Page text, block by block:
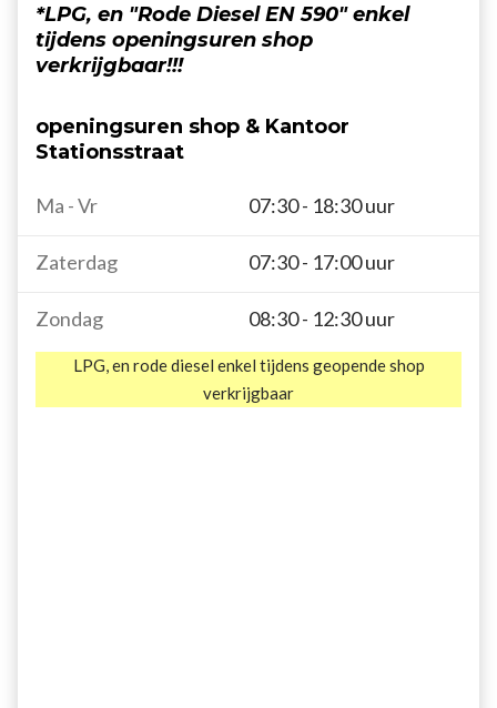
*LPG, en "Rode Diesel EN 590" enkel
tijdens openingsuren shop
verkrijgbaar!!!
openingsuren shop & Kantoor
Stationsstraat
Ma - Vr 07:30 - 18:30 uur
Zaterdag 07:30 - 17:00 uur
Zondag 08:30 - 12:30 uur
LPG, en rode diesel enkel tijdens geopende shop
verkrijgbaar